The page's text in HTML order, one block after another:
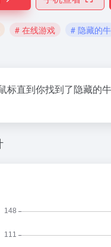
# 在线游戏 # 隐藏的牛
标直到你找到了隐藏的牛